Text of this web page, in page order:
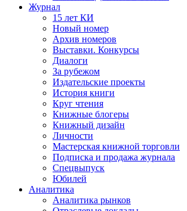
Журнал
15 лет КИ
Новый номер
Архив номеров
Выставки. Конкурсы
Диалоги
За рубежом
Издательские проекты
История книги
Круг чтения
Книжные блогеры
Книжный дизайн
Личности
Мастерская книжной торговли
Подписка и продажа журнала
Спецвыпуск
Юбилей
Аналитика
Аналитика рынков